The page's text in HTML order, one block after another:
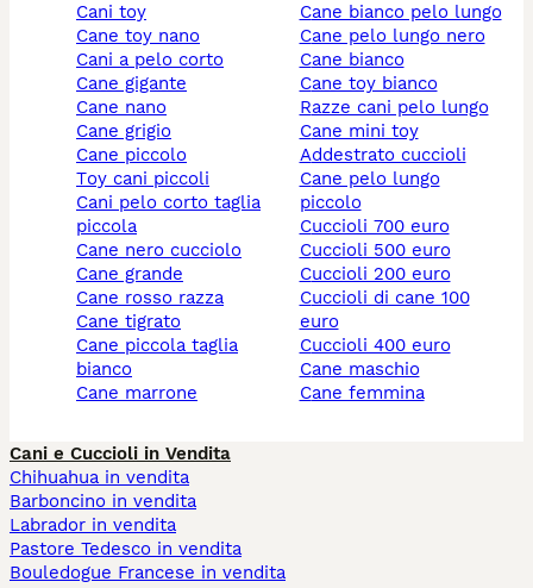
cani toy
cane toy nano
cani a pelo corto
cane gigante
cane nano
cane grigio
cane piccolo
toy cani piccoli
cani pelo corto taglia
piccola
cane nero cucciolo
cane grande
cane rosso razza
cane tigrato
cane piccola taglia
bianco
cane marrone
cane bianco pelo lungo
cane pelo lungo nero
cane bianco
cane toy bianco
razze cani pelo lungo
cane mini toy
addestrato cuccioli
cane pelo lungo
piccolo
cuccioli 700 euro
cuccioli 500 euro
cuccioli 200 euro
cuccioli di cane 100
euro
cuccioli 400 euro
cane maschio
cane femmina
Cani e Cuccioli in Vendita
Chihuahua in vendita
Barboncino in vendita
Labrador in vendita
Pastore Tedesco in vendita
Bouledogue Francese in vendita